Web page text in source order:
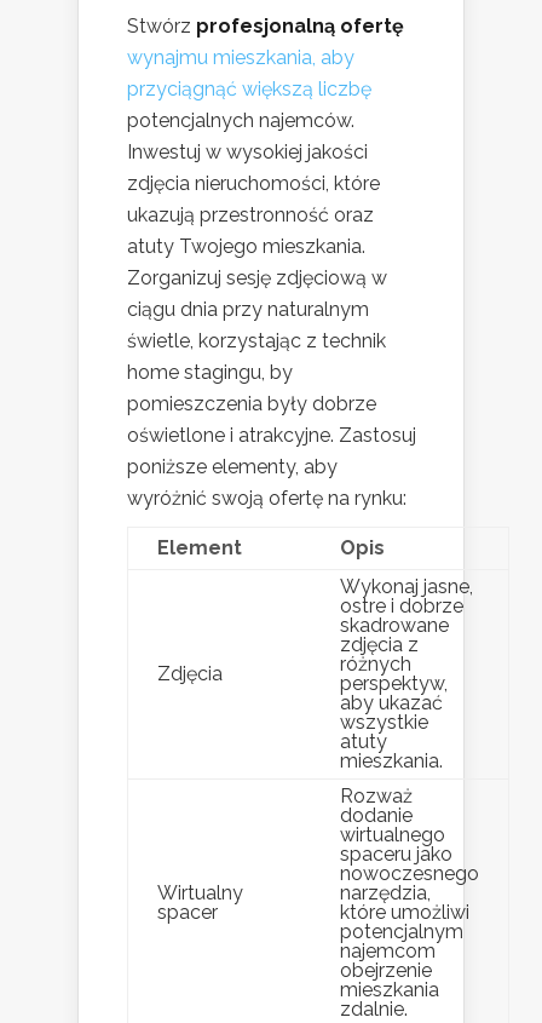
Stwórz profesjonalną ofertę
wynajmu mieszkania, aby
przyciągnąć większą liczbę
potencjalnych najemców.
Inwestuj w wysokiej jakości
zdjęcia nieruchomości, które
ukazują przestronność oraz
atuty Twojego mieszkania.
Zorganizuj sesję zdjęciową w
ciągu dnia przy naturalnym
świetle, korzystając z technik
home stagingu, by
pomieszczenia były dobrze
oświetlone i atrakcyjne. Zastosuj
poniższe elementy, aby
wyróżnić swoją ofertę na rynku:
Element Opis
Zdjęcia
Wykonaj jasne,
ostre i dobrze
skadrowane
zdjęcia z
różnych
perspektyw,
aby ukazać
wszystkie
atuty
mieszkania.
Wirtualny
spacer
Rozważ
dodanie
wirtualnego
spaceru jako
nowoczesnego
narzędzia,
które umożliwi
potencjalnym
najemcom
obejrzenie
mieszkania
zdalnie.